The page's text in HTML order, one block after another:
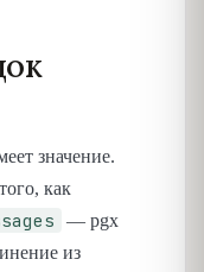
значение.
как
— pgx
из